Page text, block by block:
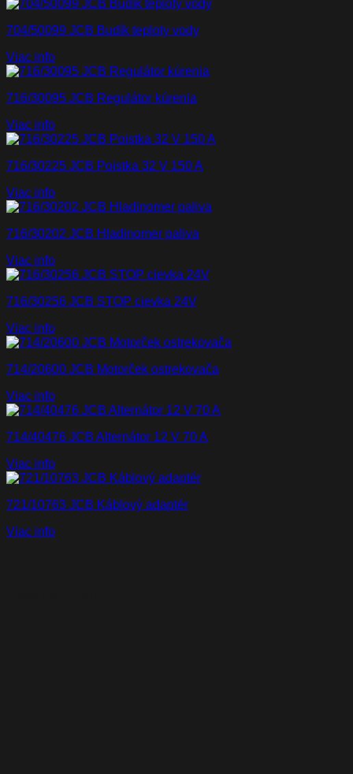
704/50099 JCB Budík teploty vody
Viac info
716/30095 JCB Regulátor kúrenia
Viac info
716/30225 JCB Poistka 32 V 150 A
Viac info
716/30202 JCB Hladinomer paliva
Viac info
716/30256 JCB STOP cievka 24V
Viac info
714/20600 JCB Motorček ostrekovača
Viac info
714/40476 JCB Alternátor 12 V 70 A
Viac info
721/10763 JCB Káblový adaptér
Viac info